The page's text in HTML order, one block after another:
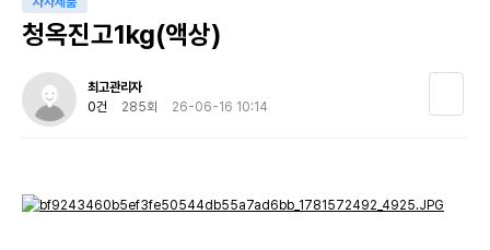
청옥진고1kg(액상)
최고관리자
0건
285회 26-06-16 10:14